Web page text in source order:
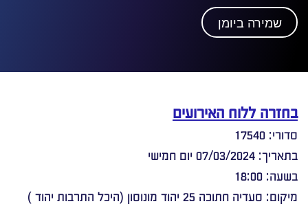
שמירה ביומן
בחזרה ללוח האירועים
סדורי: 17540
בתאריך: 07/03/2024 יום חמישי
בשעה: 18:00
מיקום: סעדיה חתוכה 25 יהוד מונוסון (היכל התרבות יהוד )